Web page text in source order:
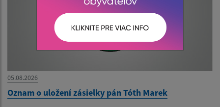
05.08.2026
Oznam o uložení zásielky pán Tóth Marek